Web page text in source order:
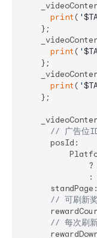
print ( '
    };
print ( '
    };
print ( '
    };
// 广告位ID
      posId:
?
:
// 可刷新
// 每次刷新